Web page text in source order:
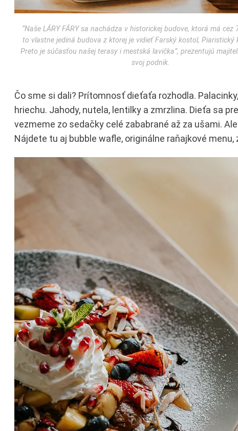
“Naše LÁRY FÁRY sa nachádza v historickej budove, ktorá má cez
to vlastne jediná budova z ktorej je vidieť Farský kostol, Piaristický
Preto je súčasťou našej terasy i mestská lavička”, prezentujú
svoj podnik.
Čo sme si dali? Prítomnosť dieťaťa rozhodla.
hriechu. Jahody, nutela, lentilky a zmrzlina. Dieťa sa
vezmeme zo sedačky celé zababrané až za ušami.
Nájdete tu aj bubble wafle, originálne raňajkové